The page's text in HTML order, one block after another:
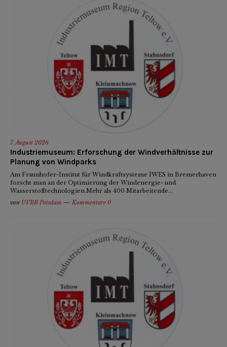
7. August 2026
Industriemuseum: Erforschung der Windverhältnisse zur
Planung von Windparks
Am Fraunhofer-Institut für Windkraftsysteme IWES in Bremerhaven
forscht man an der Optimierung der Windenergie- und
Wasserstofftechnologien.Mehr als 400 Mitarbeitende...
von UVBB Potsdam Kommentare 0